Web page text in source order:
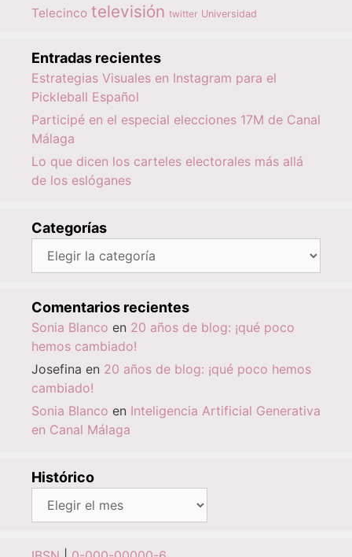
Telecinco televisión twitter Universidad
Entradas recientes
Estrategias Visuales en Instagram para el
Pickleball Español
Participé en el especial elecciones 17M de Canal
Málaga
Lo que dicen los carteles electorales más allá
de los eslóganes
Categorías
Comentarios recientes
Sonia Blanco en 20 años de blog: ¡qué poco
hemos cambiado!
Josefina en 20 años de blog: ¡qué poco hemos
cambiado!
Sonia Blanco en Inteligencia Artificial Generativa
en Canal Málaga
Histórico